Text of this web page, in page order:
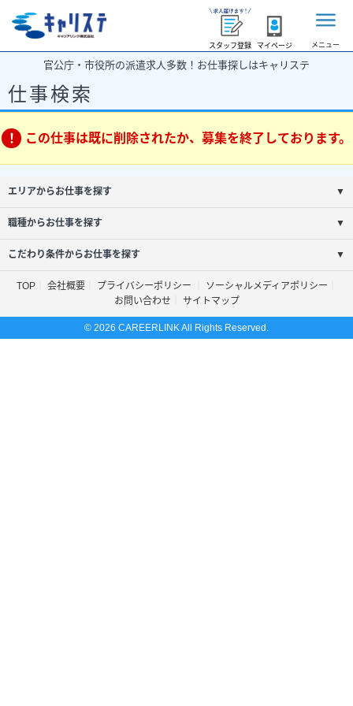
スタッフ登録 マイページ メニュー
官公庁・市役所の派遣求人多数！お仕事探しはキャリステ
仕事検索
この仕事は既に削除されたか、募集を終了しております。
エリアからお仕事を探す ▼
職種からお仕事を探す ▼
こだわり条件からお仕事を探す ▼
TOP 会社概要 プライバシーポリシー
ソーシャルメディアポリシー
お問い合わせ
サイトマップ
© 2026 CAREERLINK All Rights Reserved.